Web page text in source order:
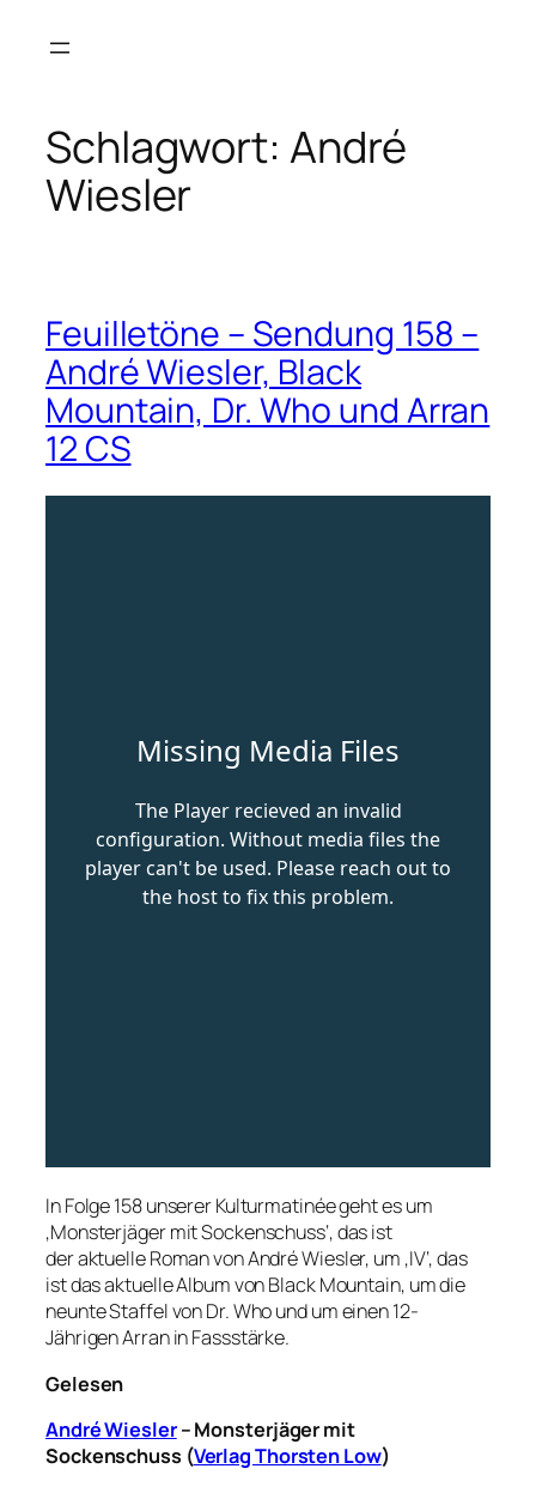
Inhalt
Schlagwort: André
Wiesler
Feuilletöne – Sendung 158 –
André Wiesler, Black
Mountain, Dr. Who und Arran
12 CS
In Folge 158 unserer Kulturmatinée geht es um
‚Monsterjäger mit Sockenschuss‘, das ist
der aktuelle Roman von André Wiesler, um ‚IV‘, das
ist das aktuelle Album von Black Mountain, um die
neunte Staffel von Dr. Who und um einen 12-
Jährigen Arran in Fassstärke.
Gelesen
André Wiesler– Monsterjäger mit
Sockenschuss (Verlag Thorsten Low)